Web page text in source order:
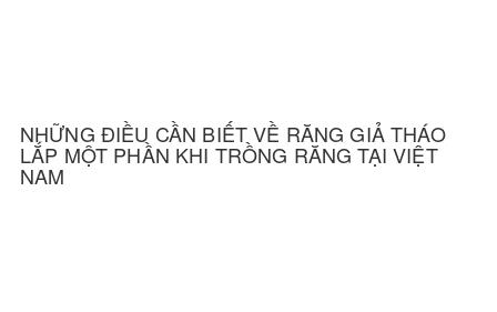
NHỮNG ĐIỀU CẦN BIẾT VỀ RĂNG GIẢ THÁO
LẮP MỘT PHẦN KHI TRỒNG RĂNG TẠI VIỆT
NAM